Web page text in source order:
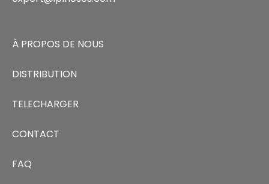
À PROPOS DE NOUS
DISTRIBUTION
TELECHARGER
CONTACT
FAQ